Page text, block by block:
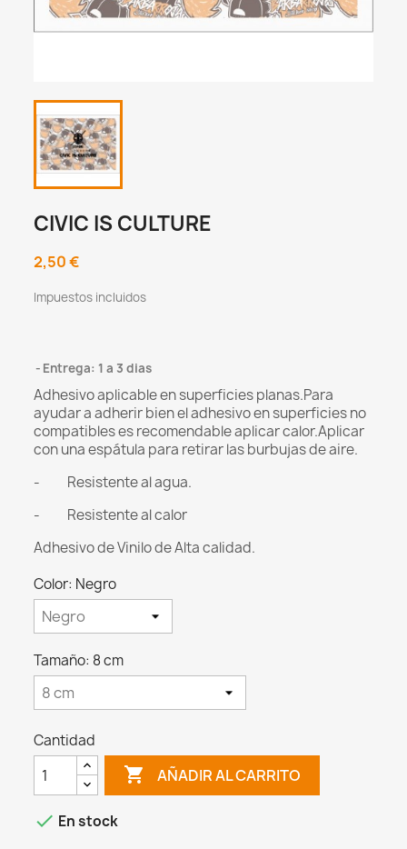
CIVIC IS CULTURE
2,50 €
Impuestos incluidos
Entrega: 1 a 3 dias
Adhesivo aplicable en superficies planas.Para
ayudar a adherir bien el adhesivo en superficies no
compatibles es recomendable aplicar calor.Aplicar
con una espátula para retirar las burbujas de aire.
- Resistente al agua.
- Resistente al calor
Adhesivo de Vinilo de Alta calidad.
Color: Negro
Tamaño: 8 cm
Cantidad
 AÑADIR AL CARRITO
 En stock